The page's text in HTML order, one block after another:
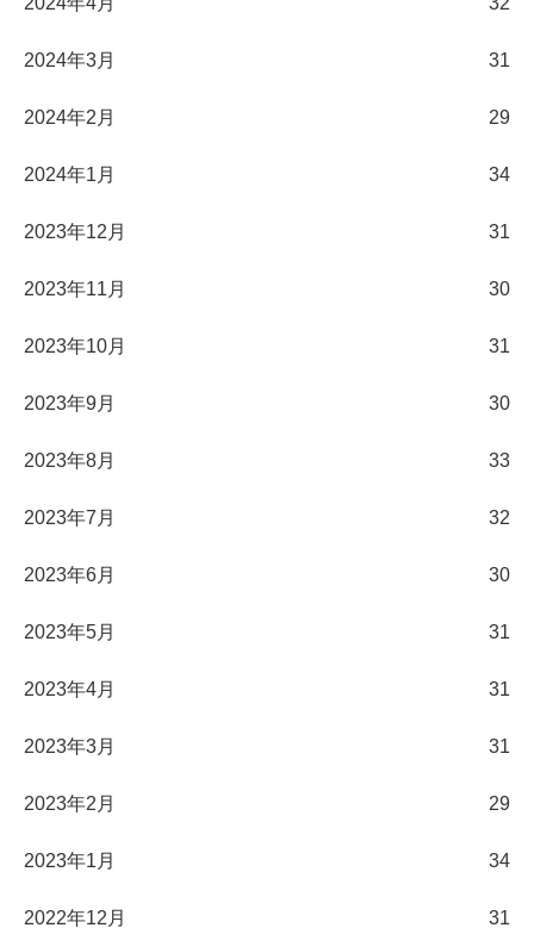
2024年3月 31
2024年2月 29
2024年1月 34
2023年12月 31
2023年11月 30
2023年10月 31
2023年9月 30
2023年8月 33
2023年7月 32
2023年6月 30
2023年5月 31
2023年4月 31
2023年3月 31
2023年2月 29
2023年1月 34
2022年12月 31